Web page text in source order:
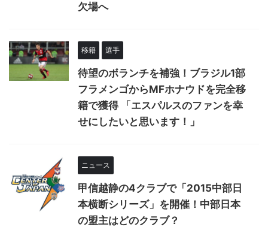
欠場へ
移籍 選手
待望のボランチを補強！ブラジル1部
フラメンゴからMFホナウドを完全移
籍で獲得 「エスパルスのファンを幸
せにしたいと思います！」
ニュース
甲信越静の4クラブで「2015中部日
本横断シリーズ」を開催！中部日本
の盟主はどのクラブ？